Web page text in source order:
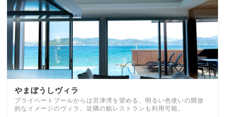
やまぼうしヴィラ
プライベートプールからは宮津湾を望める、明るい色使いの開放
的なイメージのヴィラ。近隣の鮨レストランも利用可能。